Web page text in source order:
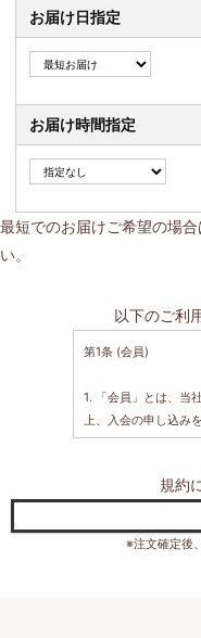
お届け日指定
お届け時間指定
最短でのお届けご希望の場
い。
以下のご利
第1条 (会員)
1. 「会員」とは、当
上、入会の申し込み
2. 「会員情報」とは
3. 本規約は、全ての
録後にお守りいただ
規約
※注文確定後